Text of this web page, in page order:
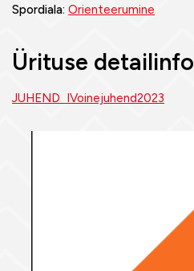
Spordiala: Orienteerumine
Ürituse detailinfo
JUHEND IVoinejuhend2023